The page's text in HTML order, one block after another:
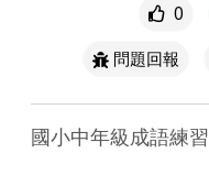
0
問題回報
國小中年級成語練習